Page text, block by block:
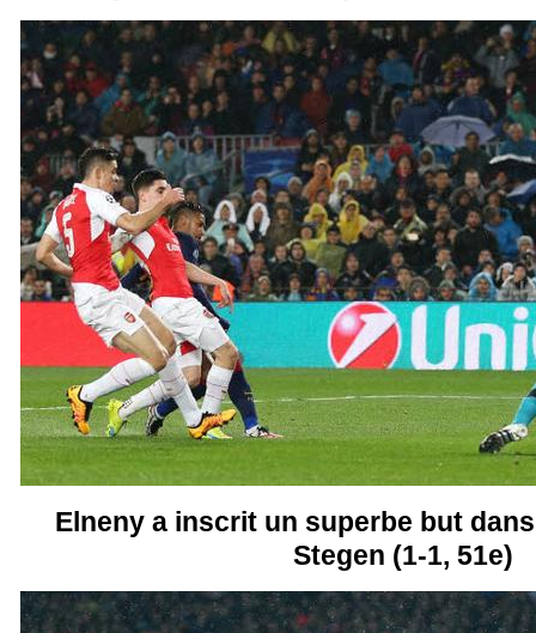
Elneny a inscrit un superbe but
Stegen (1-1, 51e)